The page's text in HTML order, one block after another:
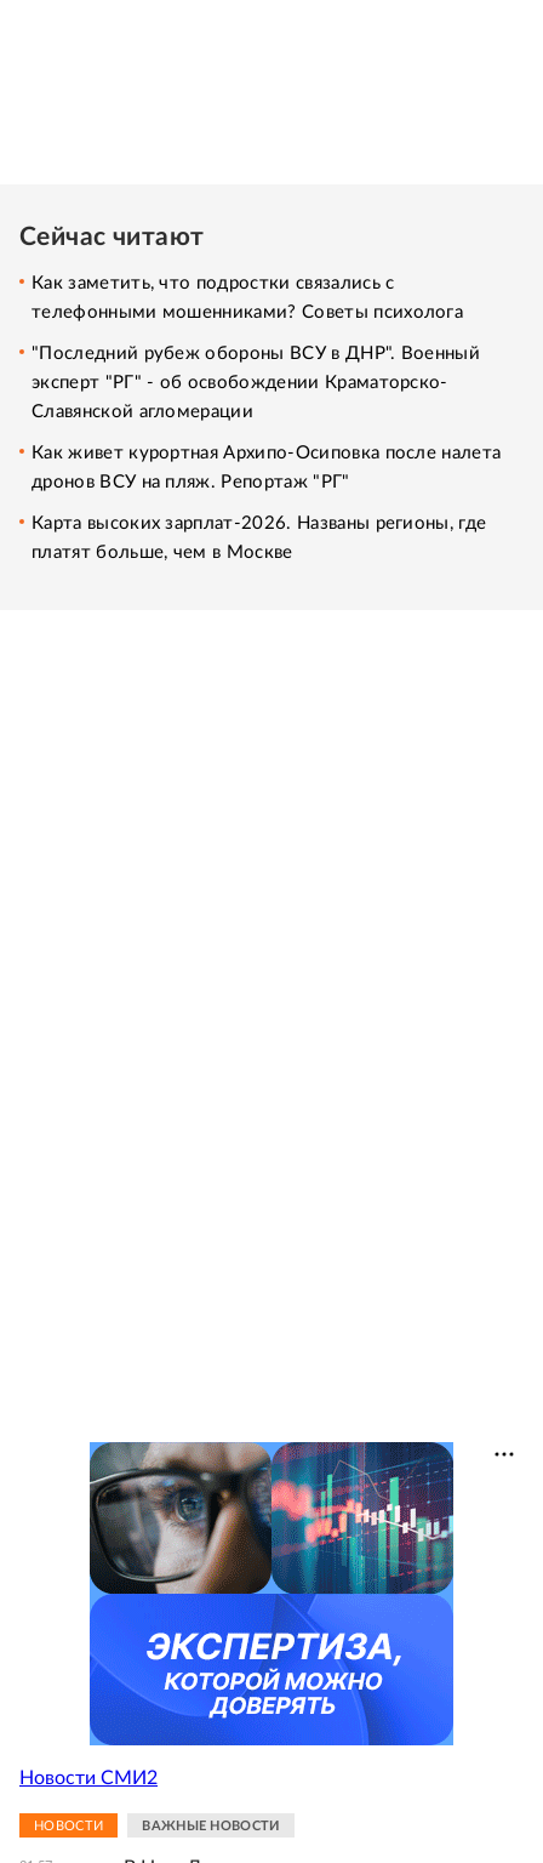
Сейчас читают
Как заметить, что подростки связались с
телефонными мошенниками? Советы психолога
"Последний рубеж обороны ВСУ в ДНР". Военный
эксперт "РГ" - об освобождении Краматорско-
Славянской агломерации
Как живет курортная Архипо-Осиповка после налета
дронов ВСУ на пляж. Репортаж "РГ"
Карта высоких зарплат-2026. Названы регионы, где
платят больше, чем в Москве
Новости СМИ2
НОВОСТИ ВАЖНЫЕ НОВОСТИ